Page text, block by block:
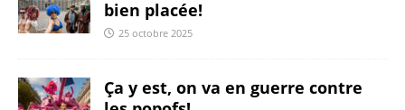
bien placée!
25 octobre 2025
Ça y est, on va en guerre contre